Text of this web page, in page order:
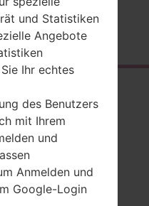
LTE-A LGH870I
A
und Statistiken
Angebote
Ihr echtes
des Benutzers
mit Ihrem
und
Anmelden und
Google-Login